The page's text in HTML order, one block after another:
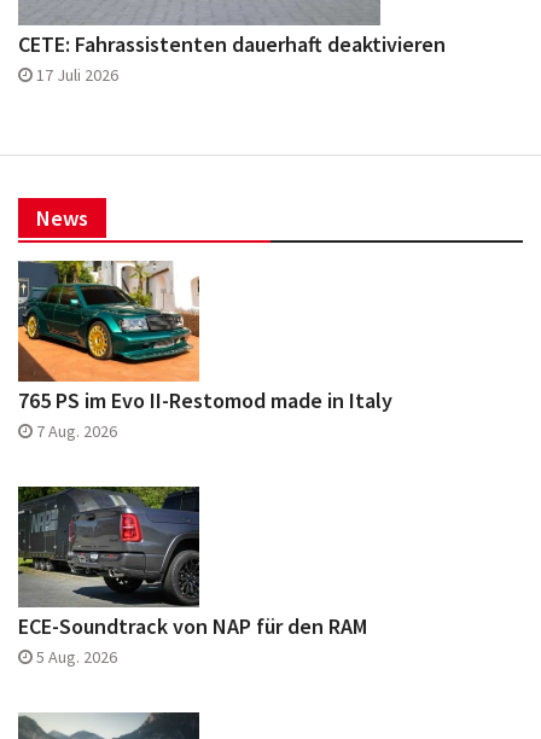
CETE: Fahrassistenten dauerhaft deaktivieren
17 Juli 2026
News
765 PS im Evo II-Restomod made in Italy
7 Aug. 2026
ECE-Soundtrack von NAP für den RAM
5 Aug. 2026